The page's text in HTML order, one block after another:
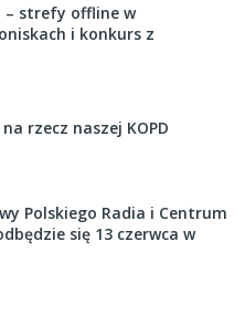
– strefy offline w
i konkurs z
rzecz naszej KOPD
Polskiego Radia i Centrum
się 13 czerwca w